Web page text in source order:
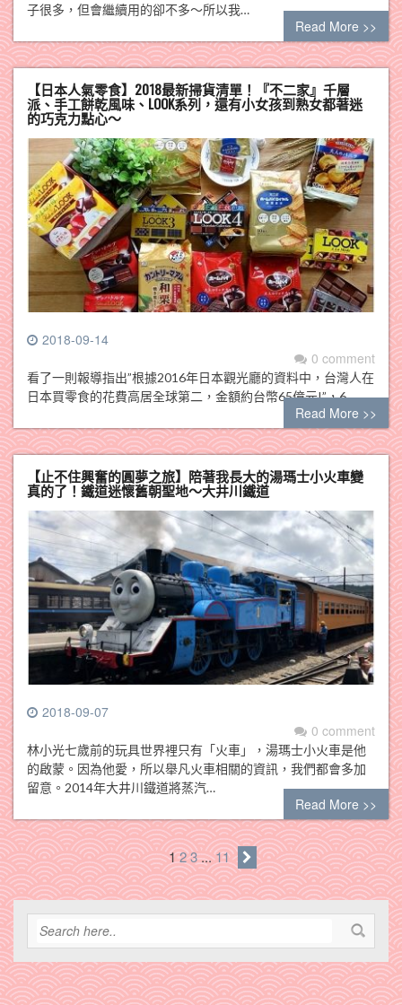
子很多，但會繼續用的卻不多～所以我…
Read More >>
【日本人氣零食】2018最新掃貨清單！『不二家』千層
派、手工餅乾風味、LOOK系列，還有小女孩到熟女都著迷
的巧克力點心～
2018-09-14
0 comment
看了一則報導指出”根據2016年日本觀光廳的資料中，台灣人在
日本買零食的花費高居全球第二，金額約台幣65億元!”，6…
Read More >>
【止不住興奮的圓夢之旅】陪著我長大的湯瑪士小火車變
真的了！鐵道迷懷舊朝聖地～大井川鐵道
2018-09-07
0 comment
林小光七歲前的玩具世界裡只有「火車」，湯瑪士小火車是他
的啟蒙。因為他愛，所以舉凡火車相關的資訊，我們都會多加
留意。2014年大井川鐵道將蒸汽…
Read More >>
123...11